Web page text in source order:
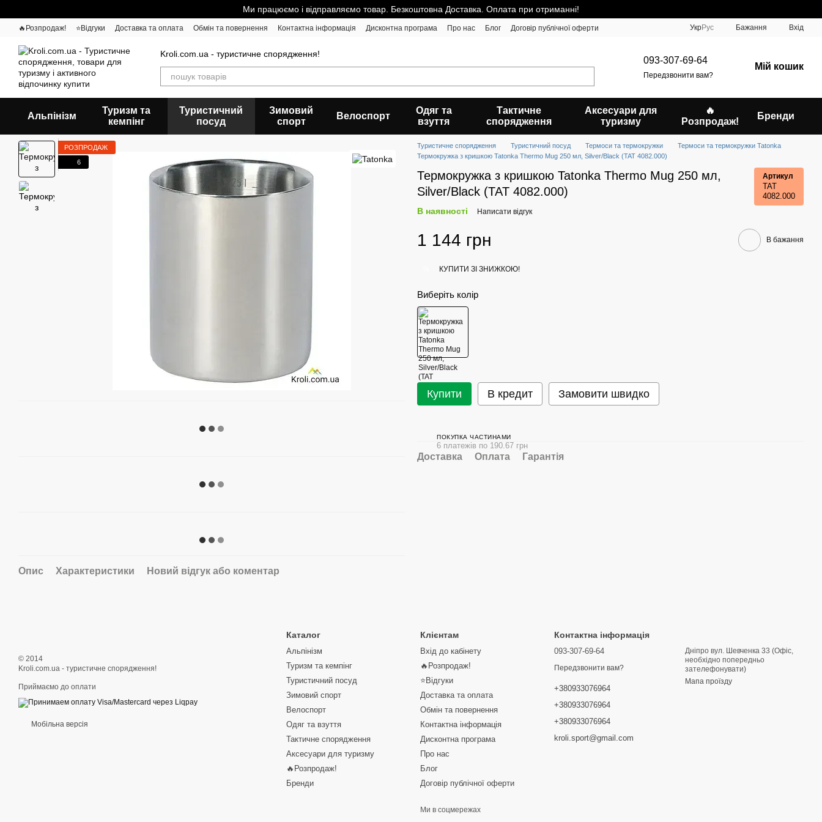
Ми працюємо і відправляємо товар. Безкоштовна Доставка. Оплата при отриманні!
🔥Розпродаж! ⭐Відгуки Доставка та оплата Обмін та повернення Контактна інформація Дисконтна програма Про нас Блог Договір публічної оферти УкрРус Бажання Вхід
Kroli.com.ua - туристичне спорядження!
093-307-69-64
Передзвонити вам?
Мій кошик
Альпінізм
Туризм та
кемпінг
Туристичний
посуд
Зимовий
спорт
Велоспорт
Одяг та
взуття
Тактичне
спорядження
Аксесуари для
туризму
🔥
Розпродаж!
Бренди
РОЗПРОДАЖ
6
Опис Характеристики Новий відгук або коментар
Туристичне спорядження Туристичний посуд Термоси та термокружки
Термоси та термокружки Tatonka
Термокружка з кришкою Tatonka Thermo Mug 250 мл, Silver/Black (TAT 4082.000)
Термокружка з кришкою Tatonka Thermo Mug 250 мл,
Silver/Black (TAT 4082.000)
Артикул
TAT
4082.000
В наявності Написати відгук
1 144 грн В бажання
КУПИТИ ЗІ ЗНИЖКОЮ!
Виберіть колір
Купити В кредит Замовити швидко
ПОКУПКА ЧАСТИНАМИ
6 платежів по 190.67 грн
Доставка Оплата Гарантія
© 2014
Kroli.com.ua - туристичне спорядження!
Приймаємо до оплати
Мобільна версія
Каталог
Альпінізм
Туризм та кемпінг
Туристичний посуд
Зимовий спорт
Велоспорт
Одяг та взуття
Тактичне спорядження
Аксесуари для туризму
🔥Розпродаж!
Бренди
Клієнтам
Вхід до кабінету
🔥Розпродаж!
⭐Відгуки
Доставка та оплата
Обмін та повернення
Контактна інформація
Дисконтна програма
Про нас
Блог
Договір публічної оферти
Ми в соцмережах
Контактна інформація
093-307-69-64
Передзвонити вам?
+380933076964
+380933076964
+380933076964
kroli.sport@gmail.com
Дніпро вул. Шевченка 33 (Офіс,
необхідно попередньо
зателефонувати)
Мапа проїзду